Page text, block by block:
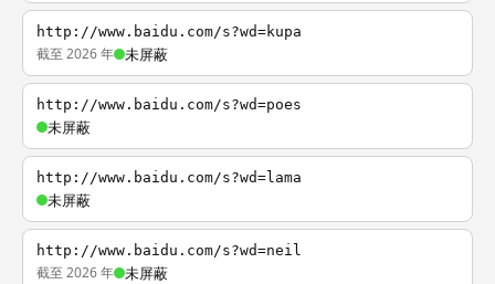
http://www.baidu.com/s?wd=kupa
截至 2026 年 未屏蔽
http://www.baidu.com/s?wd=poes
未屏蔽
http://www.baidu.com/s?wd=lama
未屏蔽
http://www.baidu.com/s?wd=neil
截至 2026 年 未屏蔽